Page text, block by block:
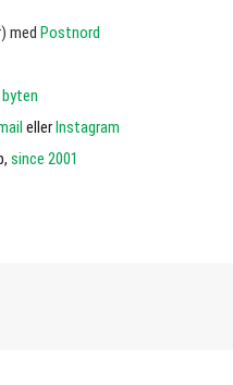
med Postnord
ellerInstagram
since 2001